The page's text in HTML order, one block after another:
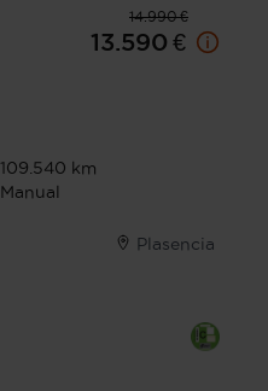
14.990 €
13.590 €
109.540 km
Manual
Plasencia